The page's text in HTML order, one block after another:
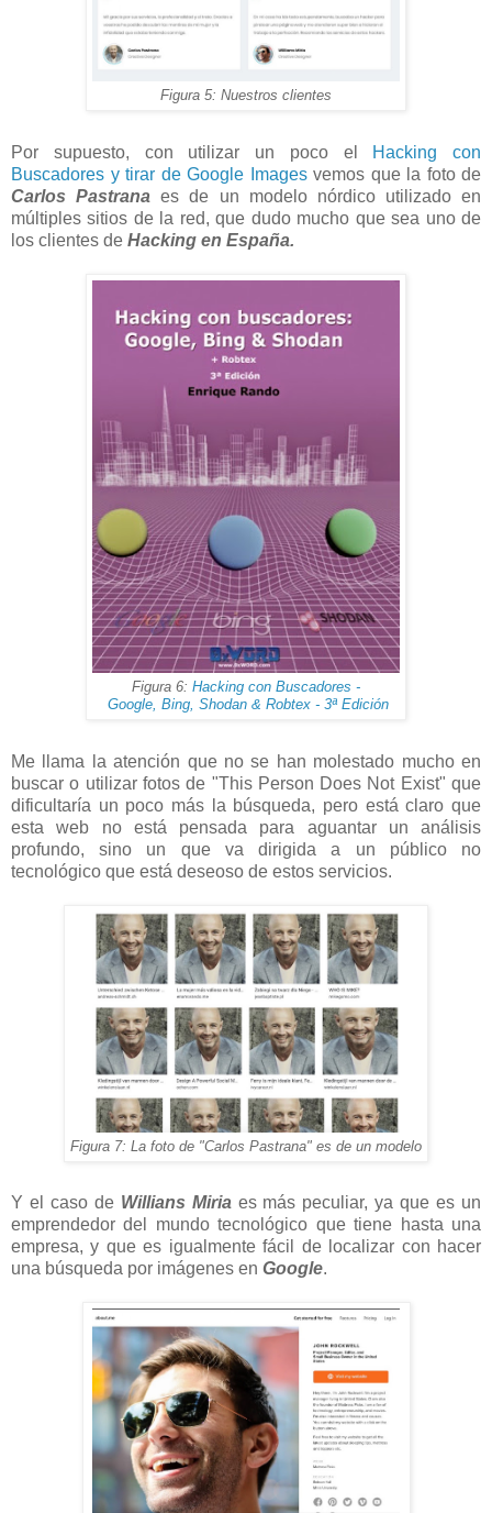
Figura 5: Nuestros clientes
Por supuesto, con utilizar un poco el
Hacking con
Buscadores y tirar de Google Imagesvemos que la foto de
Carlos Pastrana es de un modelo nórdico utilizado en
múltiples sitios de la red, que dudo mucho que sea uno de
los clientes de Hacking en España.
Figura 6: Hacking con Buscadores -
Google, Bing, Shodan & Robtex - 3ª Edición
Me llama la atención que no se han molestado mucho en
buscar o utilizar fotos de "This Person Does Not Exist" que
dificultaría un poco más la búsqueda, pero está claro que
esta web no está pensada para aguantar un análisis
profundo, sino un que va dirigida a un público no
tecnológico que está deseoso de estos servicios.
Figura 7: La foto de "Carlos Pastrana" es de un modelo
Y el caso de Willians Miriaes más peculiar, ya que es un
emprendedor del mundo tecnológico que tiene hasta una
empresa, y que es igualmente fácil de localizar con hacer
una búsqueda por imágenes en Google.